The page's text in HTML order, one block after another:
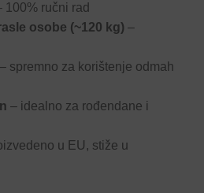
100% ručni rad
osobe (~120 kg) –
– spremno za korištenje odmah
– idealno za rođendane i
u EU, stiže u